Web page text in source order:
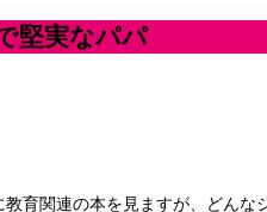
堅実なパパ
育関連の本を見ますが、どん